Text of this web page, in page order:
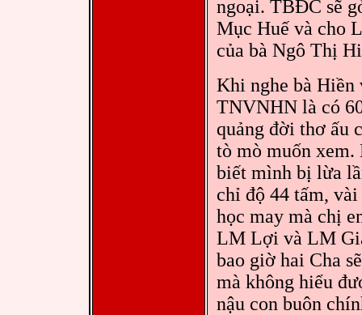
ngoại. TBĐC sẽ
Mục Huế và cho
của bà Ngô Thị
Khi nghe bà Hiền
TNVNHN là có
quảng đời thơ ấu
tò mò muốn xem.
biết mình bị lừa
chỉ độ 44 tấm,
học may mà chị
LM Lợi và LM
bao giờ hai Cha
mà không hiểu
nậu con buôn